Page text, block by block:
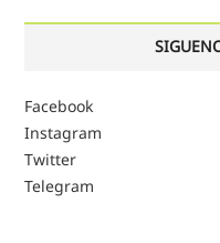
Facebook
Instagram
Twitter
Telegram